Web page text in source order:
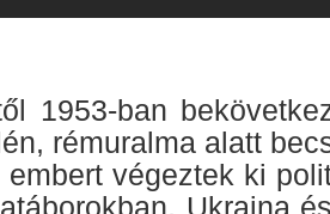
1953-ban
rémuralma alatt
végeztek ki
Ukrajna